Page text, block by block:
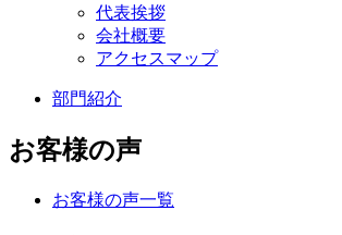
代表挨拶
会社概要
アクセスマップ
部門紹介
お客様の声
お客様の声一覧